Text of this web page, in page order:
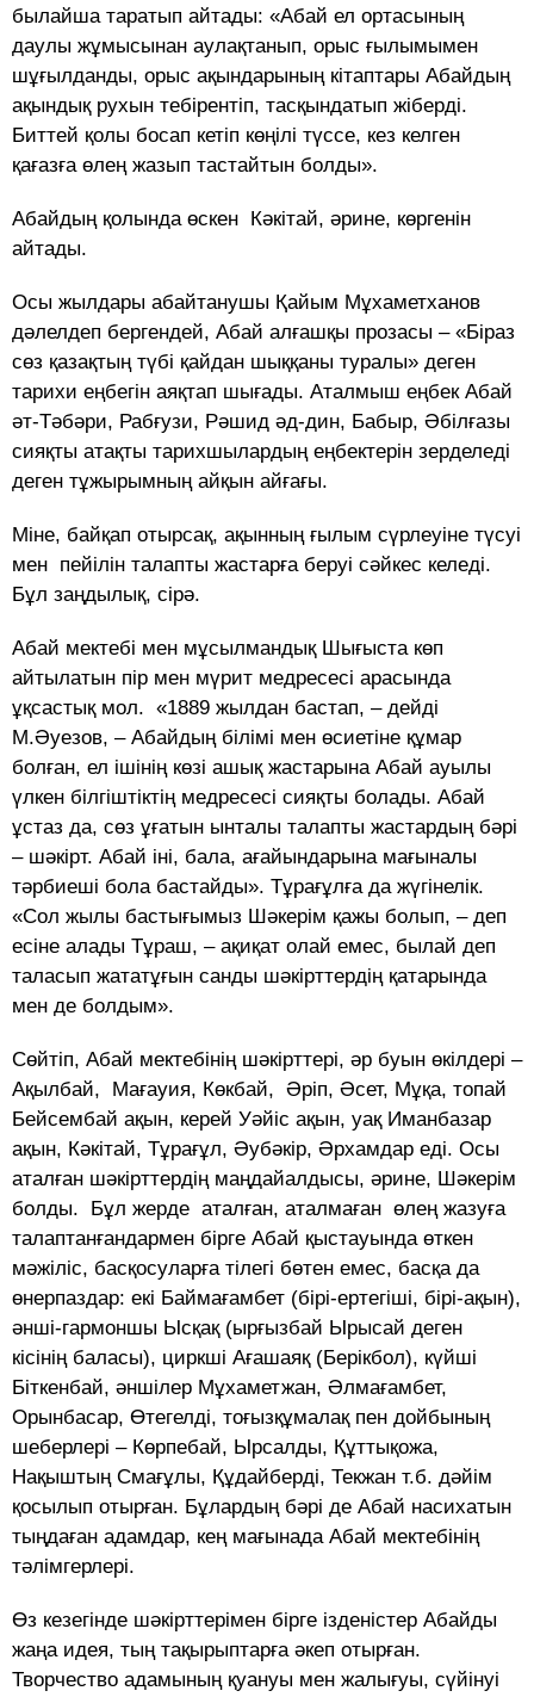
былайша таратып айтады: «Абай ел ортасының
даулы жұмысынан аулақтанып, орыс ғылымымен
шұғылданды, орыс ақындарының кітаптары Абайдың
ақындық рухын тебірентіп, тасқындатып жіберді.
Биттей қолы босап кетіп көңілі түссе, кез келген
қағазға өлең жазып тастайтын болды».
Абайдың қолында өскен Кәкітай, әрине, көргенін
айтады.
Осы жылдары абайтанушы Қайым Мұхаметханов
дәлелдеп бергендей, Абай алғашқы прозасы – «Біраз
сөз қазақтың түбі қайдан шыққаны туралы» деген
тарихи еңбегін аяқтап шығады. Аталмыш еңбек Абай
әт-Тәбәри, Рабғузи, Рәшид әд-дин, Бабыр, Әбілғазы
сияқты атақты тарихшылардың еңбектерін зерделеді
деген тұжырымның айқын айғағы.
Міне, байқап отырсақ, ақынның ғылым сүрлеуіне түсуі
мен пейілін талапты жастарға беруі сәйкес келеді.
Бұл заңдылық, сірә.
Абай мектебі мен мұсылмандық Шығыста көп
айтылатын пір мен мүрит медресесі арасында
ұқсастық мол. «1889 жылдан бастап, – дейді
М.Әуезов, – Абайдың білімі мен өсиетіне құмар
болған, ел ішінің көзі ашық жастарына Абай ауылы
үлкен білгіштіктің медресесі сияқты болады. Абай
ұстаз да, сөз ұғатын ынталы талапты жастардың бәрі
– шәкірт. Абай іні, бала, ағайындарына мағыналы
тәрбиеші бола бастайды». Тұрағұлға да жүгінелік.
«Сол жылы бастығымыз Шәкерім қажы болып, – деп
есіне алады Тұраш, – ақиқат олай емес, былай деп
таласып жататұғын санды шәкірттердің қатарында
мен де болдым».
Сөйтіп, Абай мектебiнiң шәкiрттерi, әр буын өкiлдерi –
Ақылбай, Мағауия, Көкбай, Әріп, Әсет, Мұқа, топай
Бейсембай ақын, керей Уәйіс ақын, уақ Иманбазар
ақын, Кәкiтай, Тұрағұл, Әубәкір, Әрхамдар еді. Осы
аталған шәкірттердің маңдайалдысы, әрине, Шәкерiм
болды. Бұл жерде аталған, аталмаған өлең жазуға
талаптанғандармен бірге Абай қыстауында өткен
мәжіліс, басқосуларға тілегі бөтен емес, басқа да
өнерпаздар: екі Баймағамбет (бірі-ертегіші, бірі-ақын),
әнші-гармоншы Ысқақ (ырғызбай Ырысай деген
кісінің баласы), циркші Ағашаяқ (Берікбол), күйші
Біткенбай, әншілер Мұхаметжан, Әлмағамбет,
Орынбасар, Өтегелді, тоғызқұмалақ пен дойбының
шеберлері – Көрпебай, Ырсалды, Құттықожа,
Нақыштың Смағұлы, Құдайберді, Текжан т.б. дәйім
қосылып отырған. Бұлардың бәрі де Абай насихатын
тыңдаған адамдар, кең мағынада Абай мектебінің
тәлімгерлері.
Өз кезегінде шәкірттерімен бірге ізденістер Абайды
жаңа идея, тың тақырыптарға әкеп отырған.
Творчество адамының қуануы мен жалығуы, сүйінуі